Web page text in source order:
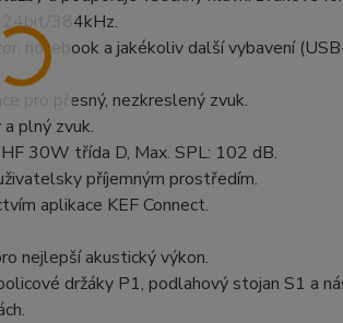
24bit/384kHz.
notebook a jakékoliv další vybavení
pro přesný, nezkreslený zvuk.
plný zvuk.
30W třída D, Max. SPL: 102 dB.
příjemným prostředím.
aplikace KEF Connect.
nejlepší akustický výkon.
držáky P1, podlahový stojan S1 a